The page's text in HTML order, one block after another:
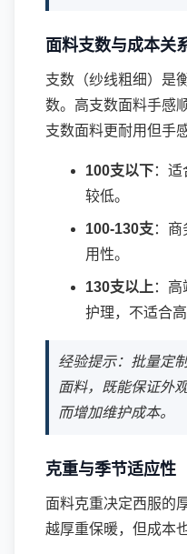
面料支数与成本关
支数（纱线粗细）是
数。高支数面料手感
支数面料更耐用但手
100支以下：
较低。
100-130支：
用性。
130支以上 ：
护理，不适合高
经验提示：批量定
面料，既能保证外
而增加维护成本。
克重与季节适应性
面料克重决定西服的
越厚重保暖，但成本